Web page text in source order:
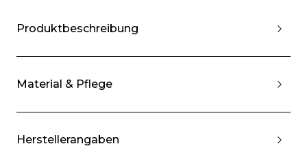
Produktbeschreibung
Material & Pflege
Herstellerangaben